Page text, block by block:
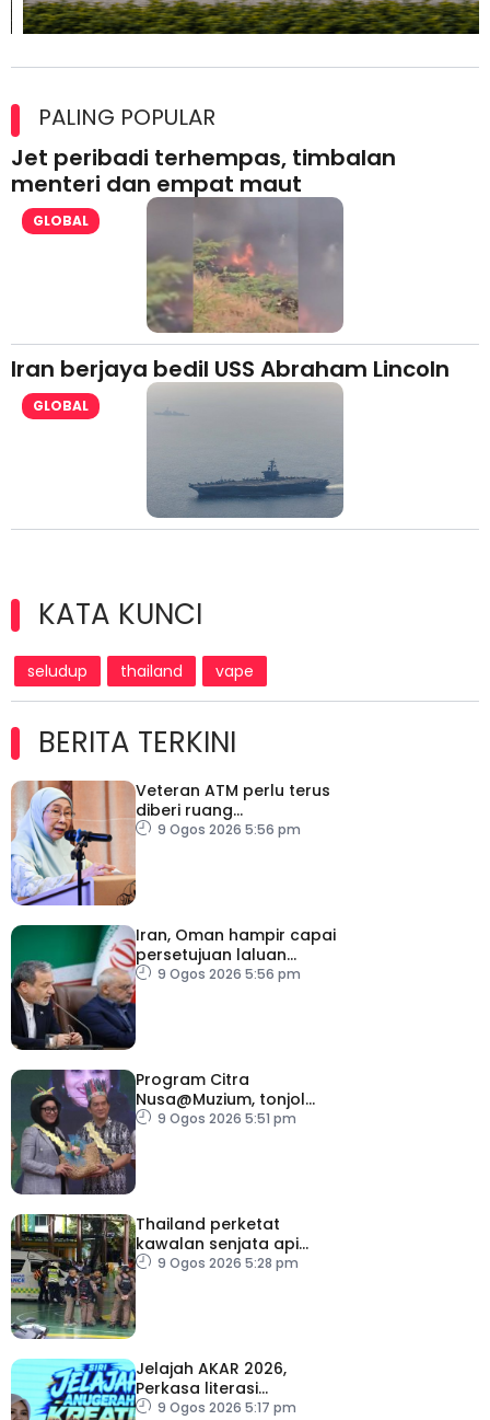
lesen separuh pertama 2026
PALING POPULAR
Jet peribadi terhempas, timbalan
menteri dan empat maut
GLOBAL
Iran berjaya bedil USS Abraham Lincoln
GLOBAL
KATA KUNCI
seludup thailand vape
BERITA TERKINI
Veteran ATM perlu terus
diberi ruang
menyumbang kepada
9 Ogos 2026 5:56 pm
Iran, Oman hampir capai
persetujuan laluan
perkapalan sementara
9 Ogos 2026 5:56 pm
Program Citra
Nusa@Muzium, tonjol
keunikan budaya orang
9 Ogos 2026 5:51 pm
Thailand perketat
kawalan senjata api
susulan tembakan di
9 Ogos 2026 5:28 pm
Jelajah AKAR 2026,
Perkasa literasi
kewangan generasi
9 Ogos 2026 5:17 pm